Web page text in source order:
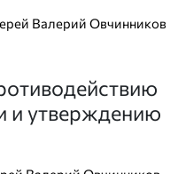
Валерий Овчинников
и утверждению